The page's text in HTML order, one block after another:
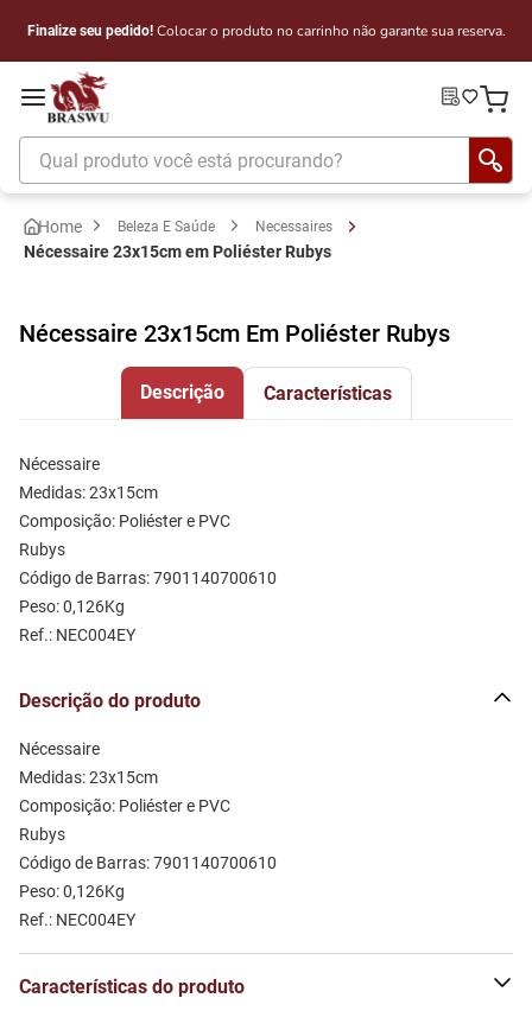
Finalize seu pedido!Colocar o produto no carrinho não garante sua reserva.
Qual produto você está procurando?
Beleza E Saúde Necessaires
Nécessaire 23x15cm em Poliéster Rubys
Nécessaire 23x15cm Em Poliéster Rubys
Descrição Características
Nécessaire
Medidas: 23x15cm
Composição: Poliéster e PVC
Rubys
Código de Barras: 7901140700610
Peso: 0,126Kg
Ref.: NEC004EY
Descrição do produto
Nécessaire
Medidas: 23x15cm
Composição: Poliéster e PVC
Rubys
Código de Barras: 7901140700610
Peso: 0,126Kg
Ref.: NEC004EY
Características do produto